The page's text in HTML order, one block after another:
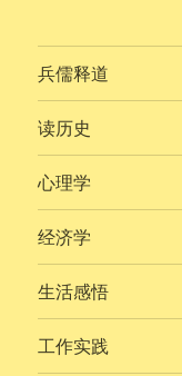
兵儒释道
读历史
心理学
经济学
生活感悟
工作实践